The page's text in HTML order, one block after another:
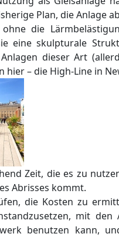
Plan, die Anlage
die
eine skulpturale
dieser Art
hier – die High-Line in
d Zeit, die es zu
Abrisses kommt.
die Kosten zu
mit
benutzen kann,